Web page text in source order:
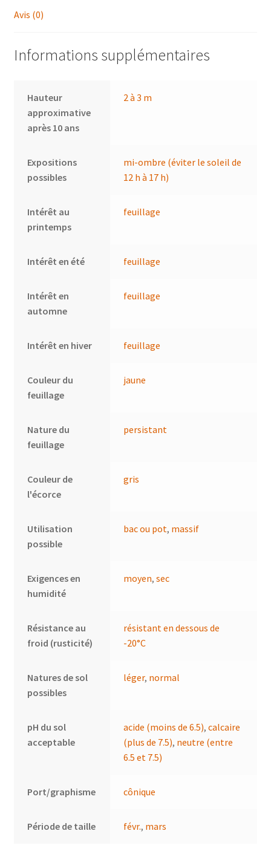
Avis (0)
Informations supplémentaires
Hauteur
approximative
après 10 ans
2 à 3 m
Expositions
possibles
mi-ombre (éviter le soleil de
12 h à 17 h)
Intérêt au
printemps
feuillage
Intérêt en été feuillage
Intérêt en
automne
feuillage
Intérêt en hiver feuillage
Couleur du
feuillage
jaune
Nature du
feuillage
persistant
Couleur de
l'écorce
gris
Utilisation
possible
bac ou pot, massif
Exigences en
humidité
moyen,sec
Résistance au
froid (rusticité)
résistant en dessous de
-20°C
Natures de sol
possibles
léger, normal
pH du sol
acceptable
acide (moins de 6.5),calcaire
(plus de 7.5), neutre (entre
6.5 et 7.5)
Port/graphisme cônique
Période de taille févr., mars